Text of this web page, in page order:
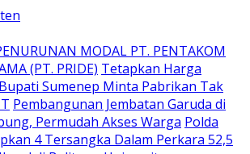
MODAL PT. PENTAKOM
(PT. PRIDE) Tetapkan Harga
Sumenep Minta Pabrikan Tak
Pembangunan Jembatan Garuda di
Permudah Akses Warga Polda
4 Tersangka Dalam Perkara 52,5